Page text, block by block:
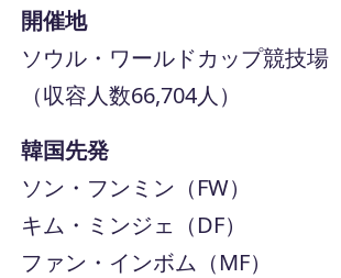
開催地
ソウル・ワールドカップ競技場
（収容人数66,704人）
韓国先発
ソン・フンミン（FW）
キム・ミンジェ（DF）
ファン・インボム（MF）